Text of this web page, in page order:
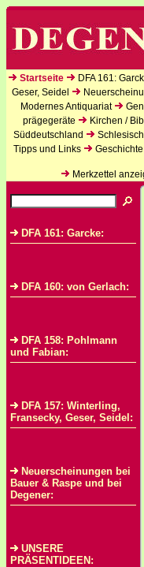
Startseite DFA 161:
Geser, Seidel
Modernes Antiquariat
prägegeräte
Kirchen /
Süddeutschland
Tipps und Links
Merkzettel
DFA 161: Garcke:
DFA 160: von Gerlach:
DFA 158: Pohlmann
und Fabian:
DFA 157: Winterling,
Fransecky, Geser, Seidel:
Neuerscheinungen bei
Bauer & Raspe und bei
Degener:
UNSERE
PRÄSENTIDEEN: